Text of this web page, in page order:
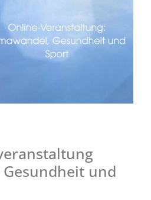
und